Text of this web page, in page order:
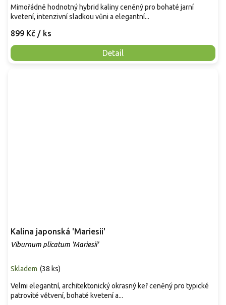
899 Kč / ks
Detail
Mimořádně hodnotný hybrid kaliny ceněný pro bohaté jarní
kvetení, intenzivní sladkou vůni a elegantní...
Kalina japonská 'Mariesii'
Viburnum plicatum 'Mariesii'
Skladem (38 ks)
Velmi elegantní, architektonický okrasný keř ceněný pro typické
patrovité větvení, bohaté kvetení a...